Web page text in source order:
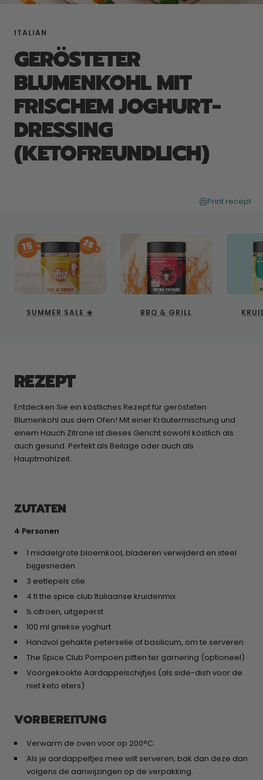
ITALIAN
GERÖSTETER
BLUMENKOHL MIT
FRISCHEM JOGHURT-
DRESSING
(KETOFREUNDLICH)
Print recept
SUMMER SALE ☀️ BBQ & GRILL
REZEPT
Entdecken Sie ein köstliches Rezept für gerösteten
Blumenkohl aus dem Ofen! Mit einer Kräutermischung und
einem Hauch Zitrone ist dieses Gericht sowohl köstlich als
auch gesund. Perfekt als Beilage oder auch als
Hauptmahlzeit.
ZUTATEN
4 Personen
1 middelgrote bloemkool, bladeren verwijderd en steel
bijgesneden
3 eetlepels olie
4 tl the spice club Italiaanse kruidenmix
½ citroen, uitgeperst
100 ml griekse yoghurt
Handvol gehakte peterselie of basilicum, om te serveren
The Spice Club Pompoen pitten ter garnering (optioneel)
Voorgekookte Aardappelschijfjes (als side-dish voor de
niet keto eters)
VORBEREITUNG
Verwarm de oven voor op 200°C.
Als je aardappeltjes mee wilt serveren, bak dan deze dan
volgens de aanwijzingen op de verpakking.